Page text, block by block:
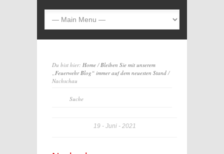
Du bist hier: Home/Bleiben Sie mit unserem
„Feuerwehr Blog“ immer auf dem neuesten Stand/
Nachschau
19 Juni 2021